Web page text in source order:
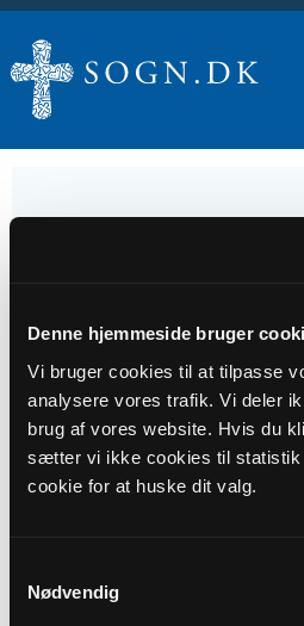
Denne hjemmeside bruger
Vi bruger cookies til at tilpasse
analysere vores trafik. Vi deler
brug af vores website. Hvis du
sætter vi ikke cookies til statistik
cookie for at huske dit valg.
Nødvendig
OKT
Menighedsrådsmøde i
Tidspunkt
Brædstrup sognehus